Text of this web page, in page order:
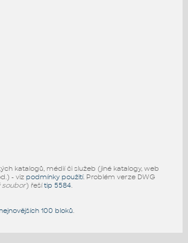
katalogů, médií či služeb (jiné katalogy, web
- viz podmínky použití. Problém verze DWG
soubor) řešítip 5584.
nejnovějších 100 bloků.